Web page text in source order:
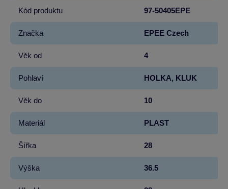
Kód produktu 97-50405EPE
Značka EPEE Czech
Věk od 4
Pohlaví HOLKA, KLUK
Věk do 10
Materiál PLAST
Šířka 28
Výška 36.5